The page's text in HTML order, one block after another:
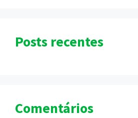
Posts recentes
Comentários